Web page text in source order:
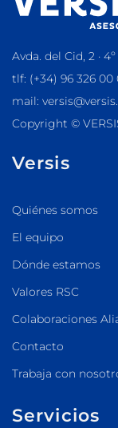
Avda. del Cid, 2 ·
tlf: (+34) 96 326 00
mail:
Copyright ©
Versis
Quiénes somos
El equipo
Dónde estamos
Valores RSC
Colaboraciones
Contacto
Trabaja con
Servicios